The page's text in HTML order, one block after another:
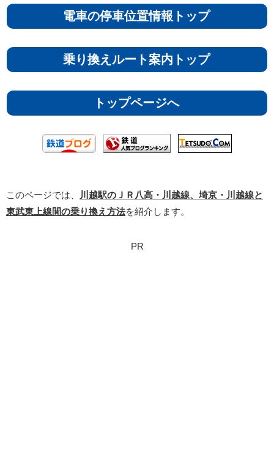
電車の停車位置情報トップ
乗り換えルート案内トップ
トップページへ
このページでは、
川越駅のＪＲ八高・川越線、埼京・川越線と
東武東上線間の乗り換え方法を紹介します。
PR